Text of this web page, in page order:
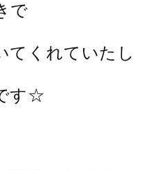
で
てくれていたし
す☆